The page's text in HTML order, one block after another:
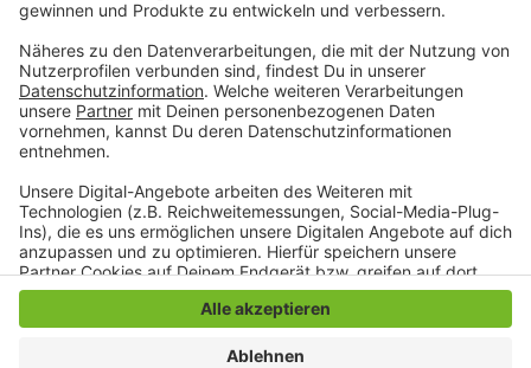
Anzeige
Anzeige